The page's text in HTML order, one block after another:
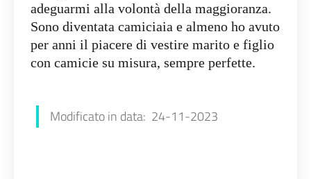
adeguarmi alla volontà della maggioranza.
Sono diventata camiciaia e almeno ho avuto
per anni il piacere di vestire marito e figlio
con camicie su misura, sempre perfette.
Modificato in data: 24-11-2023